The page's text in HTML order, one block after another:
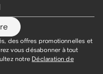
des offres promotionnelles et
vous désabonner à tout
notre Déclaration de